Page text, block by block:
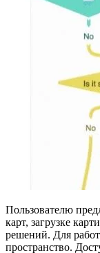
Пользователю
карт, загрузке
решений. Для
пространство.